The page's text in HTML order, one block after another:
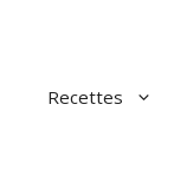
Recettes